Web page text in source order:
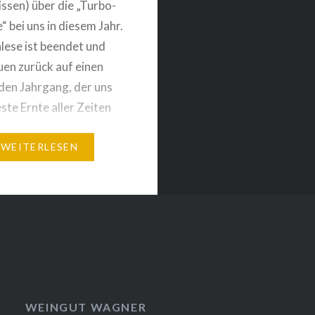
über die „Turbo-
bei uns in diesem Jahr.
ist beendet und
zurück auf einen
Jahrgang, der uns
Ernte aller Zeiten
September alle
WEITERLESEN
WEINGUT WAGNER